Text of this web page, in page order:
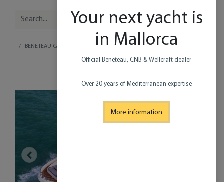
BENETEAU GRAND TRAWLER 62
Your next yacht is
in Mallorca
Official Beneteau, CNB & Wellcraft dealer​
Over 20 years of Mediterranean expertise
More information